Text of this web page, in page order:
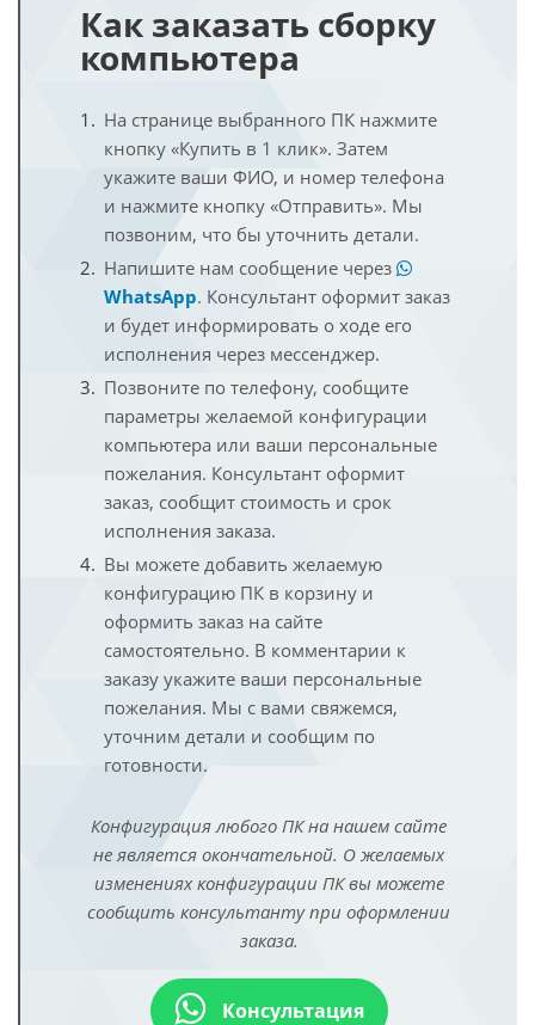
Как заказать сборку
компьютера
На странице выбранного ПК нажмите
кнопку «Купить в 1 клик». Затем
укажите ваши ФИО, и номер телефона
и нажмите кнопку «Отправить». Мы
позвоним, что бы уточнить детали.
Напишите нам сообщение через
WhatsApp. Консультант оформит заказ
и будет информировать о ходе его
исполнения через мессенджер.
Позвоните по телефону, сообщите
параметры желаемой конфигурации
компьютера или ваши персональные
пожелания. Консультант оформит
заказ, сообщит стоимость и срок
исполнения заказа.
Вы можете добавить желаемую
конфигурацию ПК в корзину и
оформить заказ на сайте
самостоятельно. В комментарии к
заказу укажите ваши персональные
пожелания. Мы с вами свяжемся,
уточним детали и сообщим по
готовности.
Конфигурация любого ПК на нашем сайте
не является окончательной. О желаемых
изменениях конфигурации ПК вы можете
сообщить консультанту при оформлении
заказа.
Консультация